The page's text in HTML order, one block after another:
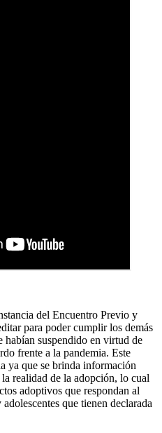
del Encuentro Previo y
para poder cumplir los demás
habían suspendido en virtud de
frente a la pandemia. Este
ya que se brinda información
realidad de la adopción, lo cual
adoptivos que respondan al
que tienen declarada